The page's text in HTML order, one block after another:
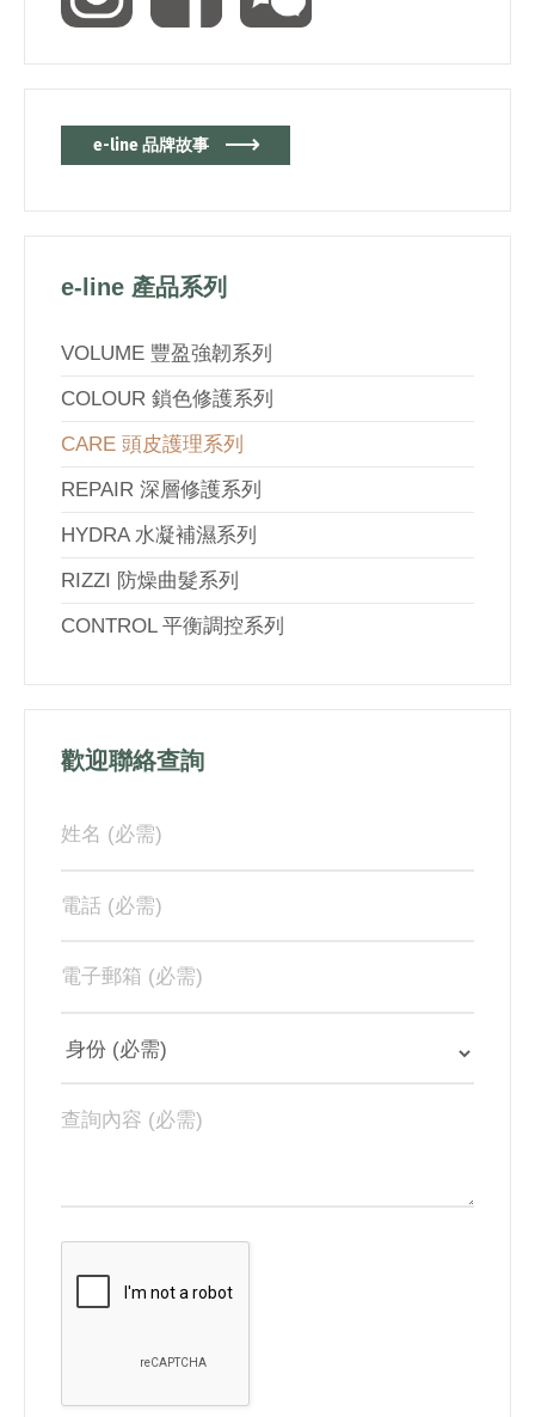
e-line 品牌故事
e-line 產品系列
VOLUME 豐盈強韌系列
COLOUR 鎖色修護系列
CARE 頭皮護理系列
REPAIR 深層修護系列
HYDRA 水凝補濕系列
RIZZI 防燥曲髮系列
CONTROL 平衡調控系列
歡迎聯絡查詢